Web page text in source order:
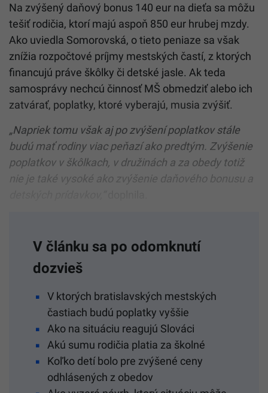
Na zvýšený daňový bonus 140 eur na dieťa sa môžu
tešiť rodičia, ktorí majú aspoň 850 eur hrubej mzdy.
Ako uviedla Somorovská, o tieto peniaze sa však
znížia rozpočtové príjmy mestských častí, z ktorých
financujú práve škôlky či detské jasle. Ak teda
samosprávy nechcú činnosť MŠ obmedziť alebo ich
zatvárať, poplatky, ktoré vyberajú, musia zvýšiť.
„Napriek tomu však aj po zvýšení poplatkov stále
budú mať rodiny viac peňazí ako predtým. Zvýšenie
poplatkov v škôlkach, v družinách a za obedy totiž
nie je také vysoké ako zvýšenie daňového bonusu a
V článku sa po odomknutí
dozvieš
V ktorých bratislavských mestských
častiach budú poplatky vyššie
Ako na situáciu reagujú Slováci
Akú sumu rodičia platia za školné
Koľko detí bolo pre zvýšené ceny
odhlásených z obedov